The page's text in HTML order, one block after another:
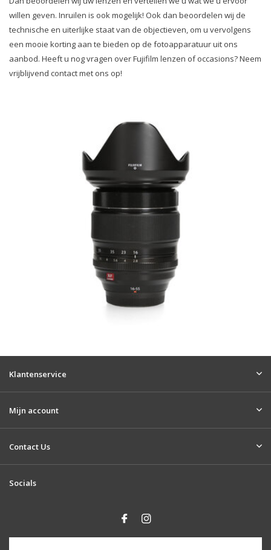
willen geven. Inruilen is ook mogelijk! Ook dan beoordelen wij de
technische en uiterlijke staat van de objectieven, om u vervolgens
een mooie korting aan te bieden op de fotoapparatuur uit ons
aanbod. Heeft u nog vragen over Fujifilm lenzen of occasions? Neem
vrijblijvend contact met ons op!
Klantenservice
Mijn account
Contact Us
Socials